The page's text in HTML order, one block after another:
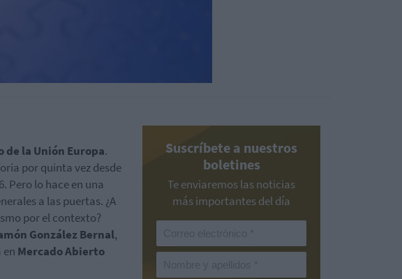
de la Unión Europa.
por quinta vez desde
Pero lo hace en una
a las puertas. ¿A
por el contexto?
González Bernal,
en Mercado Abierto
Suscríbete a nuestros
boletines
Te enviaremos las noticias
más importantes del día